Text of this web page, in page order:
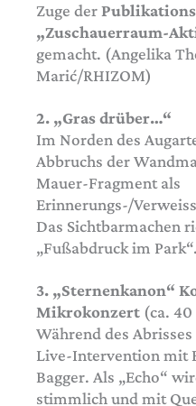
Zuge der
„Zuschauerraum-
gemacht. (Angelika
Marić/RHIZOM)
2. „Gras drüber…“
Im Norden des
Abbruchs der
Mauer-Fragment als
Erinnerungs-/
Das Sichtbarmachen
„Fußabdruck im
3. „Sternenkanon“
Mikrokonzert (ca. 40
Während des
Live-Intervention mit
Bagger. Als „Echo“
stimmlich und mit